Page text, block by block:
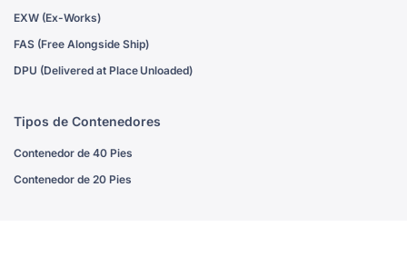
EXW (Ex-Works)
FAS (Free Alongside Ship)
DPU (Delivered at Place Unloaded)
Tipos de Contenedores
Contenedor de 40 Pies
Contenedor de 20 Pies